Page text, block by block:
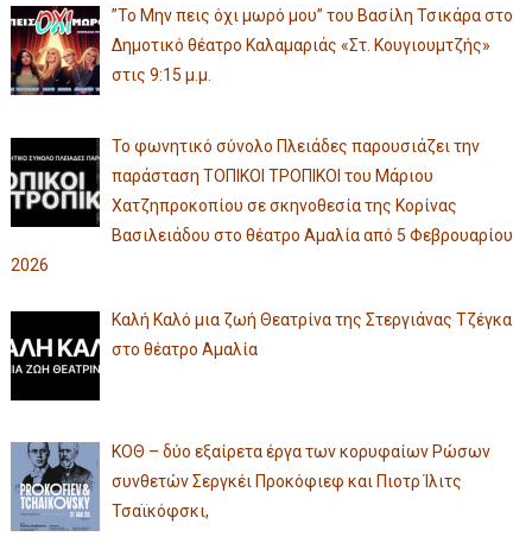
”Το Μην πεις όχι μωρό μου” του Βασίλη Τσικάρα στο
Δημοτικό θέατρο Καλαμαριάς «Στ. Κουγιουμτζής»
στις 9:15 μ.μ.
Το φωνητικό σύνολο Πλειάδες παρουσιάζει την
παράσταση ΤΟΠΙΚΟΙ ΤΡΟΠΙΚΟΙ του Μάριου
Χατζηπροκοπίου σε σκηνοθεσία της Κορίνας
Βασιλειάδου στο θέατρο Αμαλία από 5 Φεβρουαρίου
2026
Καλή Καλό μια ζωή Θεατρίνα της Στεργιάνας Τζέγκα
στο θέατρο Αμαλία
ΚΟΘ – δύο εξαίρετα έργα των κορυφαίων Ρώσων
συνθετών Σεργκέι Προκόφιεφ και Πιοτρ Ίλιτς
Τσαϊκόφσκι,